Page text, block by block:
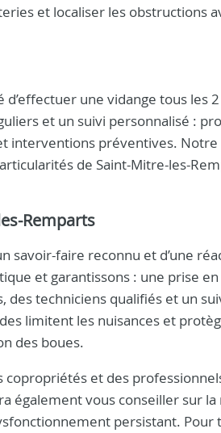
et localiser les obstructions
une vidange tous les
et un suivi personnalisé :
interventions préventives.
de Saint-Mitre-les-
Remparts
savoir-faire reconnu et d’une
et garantissons : une prise
techniciens qualifiés et un
limitent les nuisances et
des boues.
et des
également vous conseiller sur
persistant. Pour